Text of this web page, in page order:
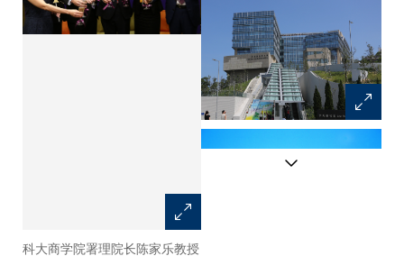
科大商学院署理院长陈家乐教授